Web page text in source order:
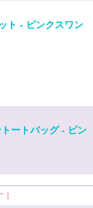
ト - ピンクスワン
ートバッグ - ピン